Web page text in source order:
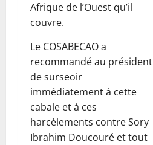
Afrique de l’Ouest qu’il
couvre.
Le COSABECAO a
recommandé au président
de surseoir
immédiatement à cette
cabale et à ces
harcèlements contre Sory
Ibrahim Doucouré et tout